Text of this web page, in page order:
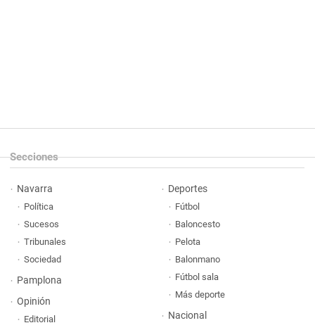
Secciones
Navarra
Política
Sucesos
Tribunales
Sociedad
Pamplona
Opinión
Editorial
Deportes
Fútbol
Baloncesto
Pelota
Balonmano
Fútbol sala
Más deporte
Nacional